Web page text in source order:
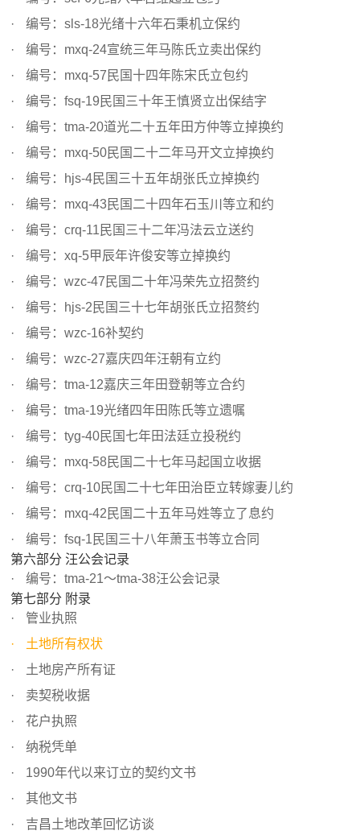
编号：sls-18光绪十六年石秉机立保约
编号：mxq-24宣统三年马陈氏立卖出保约
编号：mxq-57民国十四年陈宋氏立包约
编号：fsq-19民国三十年王慎贤立出保结字
编号：tma-20道光二十五年田方仲等立掉换约
编号：mxq-50民国二十二年马开文立掉换约
编号：hjs-4民国三十五年胡张氏立掉换约
编号：mxq-43民国二十四年石玉川等立和约
编号：crq-11民国三十二年冯法云立送约
编号：xq-5甲辰年许俊安等立掉换约
编号：wzc-47民国二十年冯荣先立招赘约
编号：hjs-2民国三十七年胡张氏立招赘约
编号：wzc-16补契约
编号：wzc-27嘉庆四年汪朝有立约
编号：tma-12嘉庆三年田登朝等立合约
编号：tma-19光绪四年田陈氏等立遗嘱
编号：tyg-40民国七年田法廷立投税约
编号：mxq-58民国二十七年马起国立收据
编号：crq-10民国二十七年田治臣立转嫁妻儿约
编号：mxq-42民国二十五年马姓等立了息约
编号：fsq-1民国三十八年萧玉书等立合同
第六部分 汪公会记录
编号：tma-21～tma-38汪公会记录
第七部分 附录
管业执照
土地所有权状
土地房产所有证
卖契税收据
花户执照
纳税凭单
1990年代以来订立的契约文书
其他文书
吉昌土地改革回忆访谈